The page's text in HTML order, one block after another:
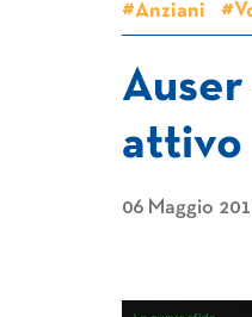
#Anziani
Auser
attivo
06 Maggio